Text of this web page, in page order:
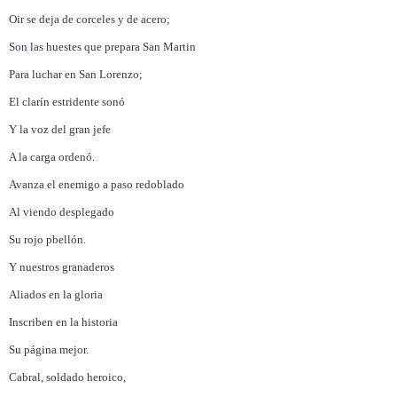
Oir se deja de corceles y de acero;
Son las huestes que prepara San Martin
Para luchar en San Lorenzo;
El clarín estridente sonó
Y la voz del gran jefe
A la carga ordenó.
Avanza el enemigo a paso redoblado
Al viendo desplegado
Su rojo pbellón.
Y nuestros granaderos
Aliados en la gloria
Inscriben en la historia
Su página mejor.
Cabral, soldado heroico,